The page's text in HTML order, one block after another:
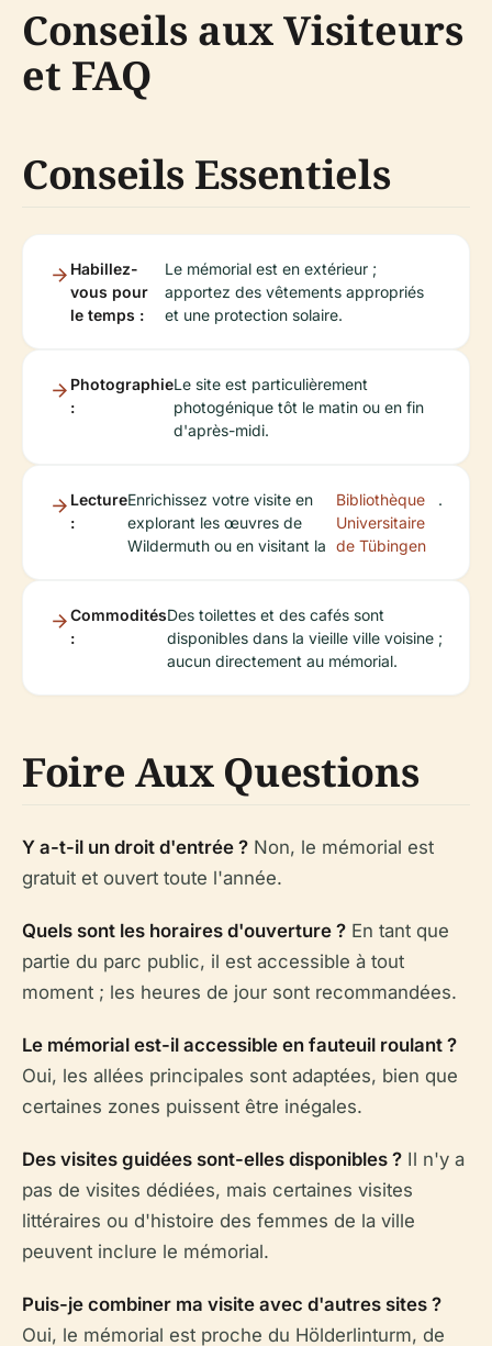
Conseils aux Visiteurs
et FAQ
Conseils Essentiels
Habillez-
vous pour
le temps :
Le mémorial est en extérieur ;
apportez des vêtements appropriés
et une protection solaire.
Photographie
:
Le site est particulièrement
photogénique tôt le matin ou en fin
d'après-midi.
Lecture
:
Enrichissez votre visite en
explorant les œuvres de
Wildermuth ou en visitant la
Bibliothèque
Universitaire
de Tübingen
.
Commodités
:
Des toilettes et des cafés sont
disponibles dans la vieille ville voisine ;
aucun directement au mémorial.
Foire Aux Questions
Y a-t-il un droit d'entrée ? Non, le mémorial est
gratuit et ouvert toute l'année.
Quels sont les horaires d'ouverture ? En tant que
partie du parc public, il est accessible à tout
moment ; les heures de jour sont recommandées.
Le mémorial est-il accessible en fauteuil roulant ?
Oui, les allées principales sont adaptées, bien que
certaines zones puissent être inégales.
Des visites guidées sont-elles disponibles ? Il n'y a
pas de visites dédiées, mais certaines visites
littéraires ou d'histoire des femmes de la ville
peuvent inclure le mémorial.
Puis-je combiner ma visite avec d'autres sites ?
Oui, le mémorial est proche du Hölderlinturm, de